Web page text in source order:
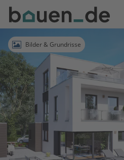
Bauen
Logo
AnmeldenBilder & Grundrisse